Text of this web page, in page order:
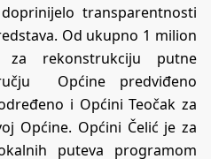
transparentnosti
Od ukupno 1 milion
rekonstrukciju putne
Općine predviđeno
i Općini Teočak za
Općine. Općini Čelić je za
puteva programom